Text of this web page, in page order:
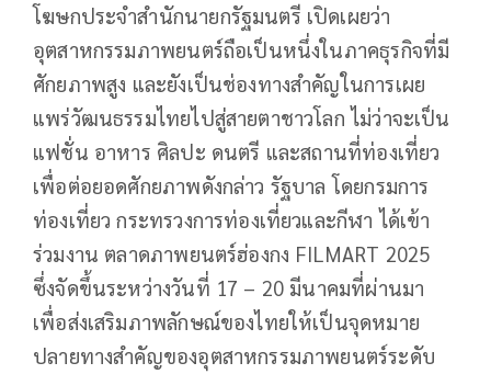
โฆษกประจำสำนักนายกรัฐมนตรี เปิดเผยว่า
อุตสาหกรรมภาพยนตร์ถือเป็นหนึ่งในภาคธุรกิจที่มี
ศักยภาพสูง และยังเป็นช่องทางสำคัญในการเผย
แพร่วัฒนธรรมไทยไปสู่สายตาชาวโลก ไม่ว่าจะเป็น
แฟชั่น อาหาร ศิลปะ ดนตรี และสถานที่ท่องเที่ยว
เพื่อต่อยอดศักยภาพดังกล่าว รัฐบาล โดยกรมการ
ท่องเที่ยว กระทรวงการท่องเที่ยวและกีฬา ได้เข้า
ร่วมงาน ตลาดภาพยนตร์ฮ่องกง FILMART 2025
ซึ่งจัดขึ้นระหว่างวันที่ 17 – 20 มีนาคมที่ผ่านมา
เพื่อส่งเสริมภาพลักษณ์ของไทยให้เป็นจุดหมาย
ปลายทางสำคัญของอุตสาหกรรมภาพยนตร์ระดับ